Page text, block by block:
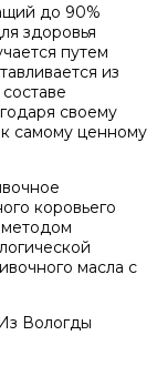
до 90%
здоровья
путем
из
своему
к самому ценному
коровьего
масла с